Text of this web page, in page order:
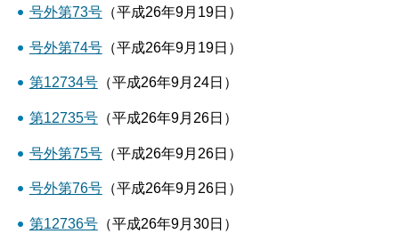
号外第73号（平成26年9月19日）
号外第74号（平成26年9月19日）
第12734号（平成26年9月24日）
第12735号（平成26年9月26日）
号外第75号（平成26年9月26日）
号外第76号（平成26年9月26日）
第12736号（平成26年9月30日）